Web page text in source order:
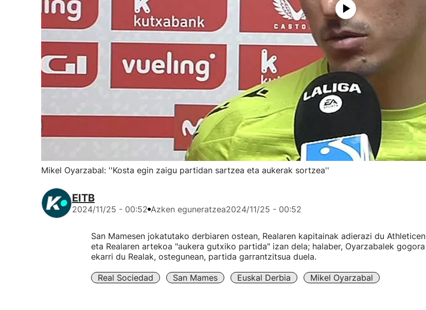
Mikel Oyarzabal: ''Kosta egin zaigu partidan sartzea eta aukerak sortzea''
EITB
2024/11/25 - 00:52 Azken eguneratzea2024/11/25 - 00:52
San Mamesen jokatutako derbiaren ostean, Realaren kapitainak adierazi du Athleticen
eta Realaren artekoa "aukera gutxiko partida" izan dela; halaber, Oyarzabalek gogora
ekarri du Realak, ostegunean, partida garrantzitsua duela.
Real Sociedad San Mames Euskal Derbia Mikel Oyarzabal